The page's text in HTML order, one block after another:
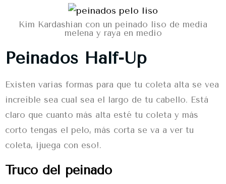
Kim Kardashian con un peinado liso de media
melena y raya en medio
Peinados Half-Up
Existen varias formas para que tu coleta alta se vea
increíble sea cual sea el largo de tu cabello. Está
claro que cuanto más alta esté tu coleta y más
corto tengas el pelo, más corta se va a ver tu
coleta, ¡juega con eso!.
Truco del peinado